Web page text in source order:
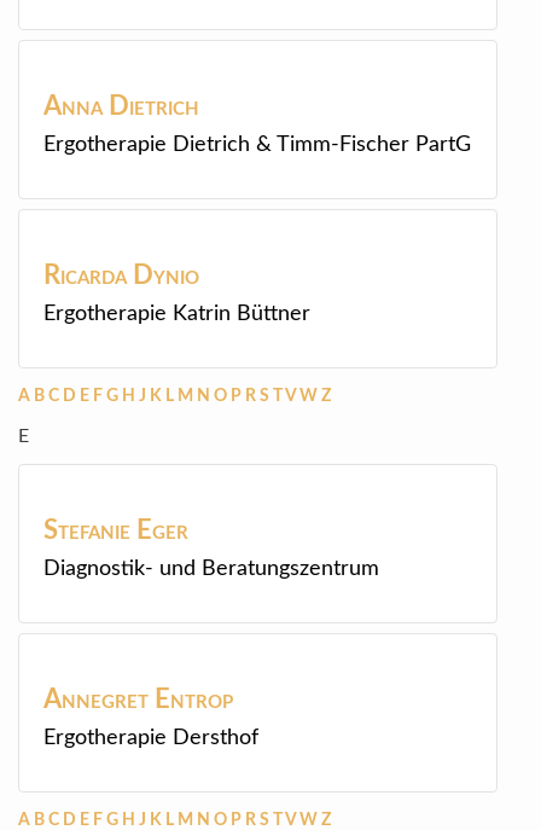
Anna Dietrich
Ergotherapie Dietrich & Timm-Fischer PartG
Ricarda Dynio
Ergotherapie Katrin Büttner
A B C D E F G H J K L M N O P R S V W Z
E
Stefanie Eger
Diagnostik- und Beratungszentrum
Annegret Entrop
Ergotherapie Dersthof
A B C D E F G H J K L M N O P R S V W Z